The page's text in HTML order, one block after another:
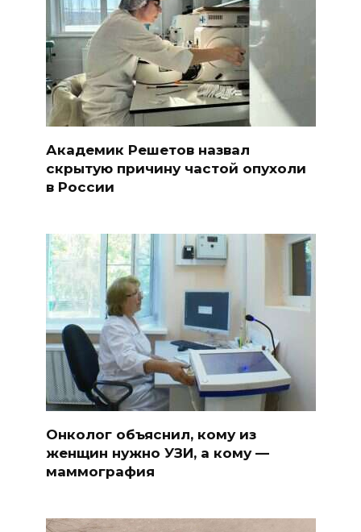
Академик Решетов назвал
скрытую причину частой опухоли
в России
Онколог объяснил, кому из
женщин нужно УЗИ, а кому —
маммография